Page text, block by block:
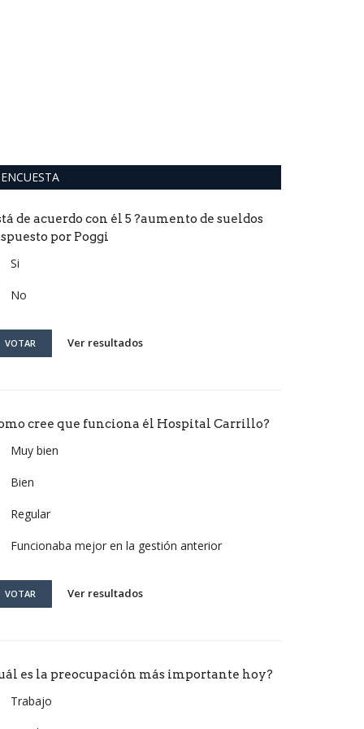
ENCUESTA
de acuerdo con él 5 ?aumento de sueldos
por Poggi
Si
No
VOTAR Ver resultados
cree que funciona él Hospital Carrillo?
Muy bien
Bien
Regular
Funcionaba mejor en la gestión anterior
VOTAR Ver resultados
es la preocupación más importante hoy?
Trabajo